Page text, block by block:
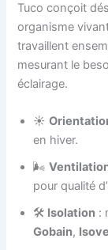
Tuco conçoit
organisme
travaillent
mesurant le
éclairage.
☀️
en hiver.
🌬️
pour qualité
🛠️ Isolation :
Gobain,